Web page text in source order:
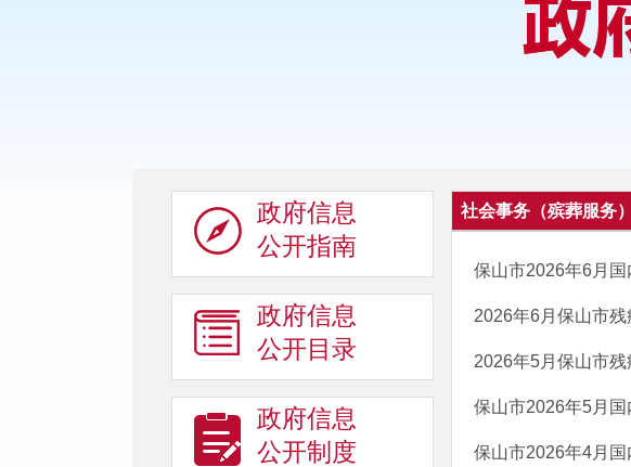
政府信息
公开指南
政府信息
公开目录
政府信息
公开制度
社会事务（殡葬服务）
保山市2026年6月
2026年6月保山市
2026年5月保山市
保山市2026年5月
保山市2026年4月